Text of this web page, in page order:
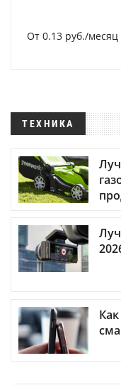
От 0.13 руб./месяц
ТЕХНИКА